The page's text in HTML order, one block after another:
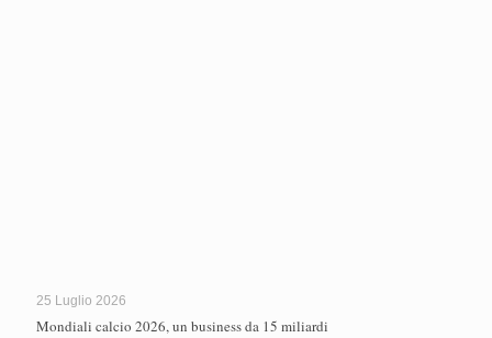
25 Luglio 2026
Mondiali calcio 2026, un business da 15 miliardi